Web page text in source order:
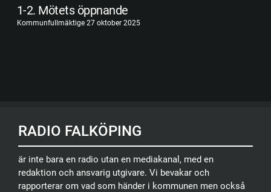
1-2. Mötets öppnande
Kommunfullmäktige 27 oktober 2025
RADIO FALKÖPING
är inte bara en radio utan en mediakanal, med en
redaktion och ansvarig utgivare. Vi bevakar och
rapporterar om vad som händer i kommunen men också